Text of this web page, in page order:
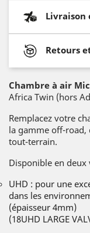
Livraison
Retours
Chambre à air
Africa Twin (hors
Remplacez votre
la gamme off-road,
tout-terrain.
Disponible en deux
UHD : pour une
dans les
(épaisseur 4mm)
(18UHD LARGE